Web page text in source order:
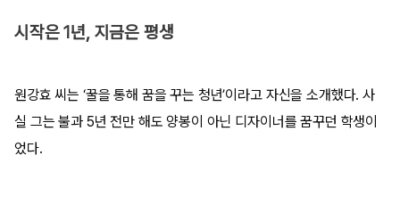
시작은 1년, 지금은 평생
원강효 씨는 ‘꿀을 통해 꿈을 꾸는 청년’이라고 자신을 소개했다. 사
실 그는 불과 5년 전만 해도 양봉이 아닌 디자이너를 꿈꾸던 학생이
었다.